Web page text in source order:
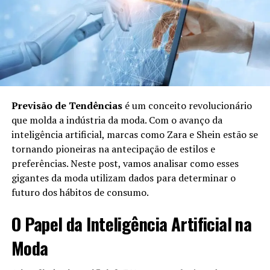
Consultoria Personalizada:Profissionais podem
revisar as opções e oferecer conselhos, se
necessário.
Envio de Itens: Após a seleção das peças, elas
são enviadas diretamente ao cliente.
Benefícios do Personal Shopper em
Compras Online
Utilizar um Personal Shopper para compras online traz
uma série de benefícios:
Economia de Tempo:O cliente não precisa
Shopper faz isso rapidamente.
sugestões de especialistas pode aprimorar o
Previsão de Tendênciasé um conceito revolucionário
que molda a indústria da moda. Com o avanço da
inteligência artificial, marcas como Zara e Shein estão se
tornando pioneiras na antecipação de estilos e
preferências. Neste post, vamos analisar como esses
gigantes da moda utilizam dados para determinar o
futuro dos hábitos de consumo.
O Papel da Inteligência Artificial na
Moda